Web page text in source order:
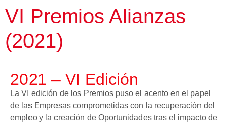
VI Premios Alianzas
(2021)
2021 – VI Edición
La VI edición de los Premios puso el acento en el papel
de las Empresas comprometidas con la recuperación del
empleo y la creación de Oportunidades tras el impacto de